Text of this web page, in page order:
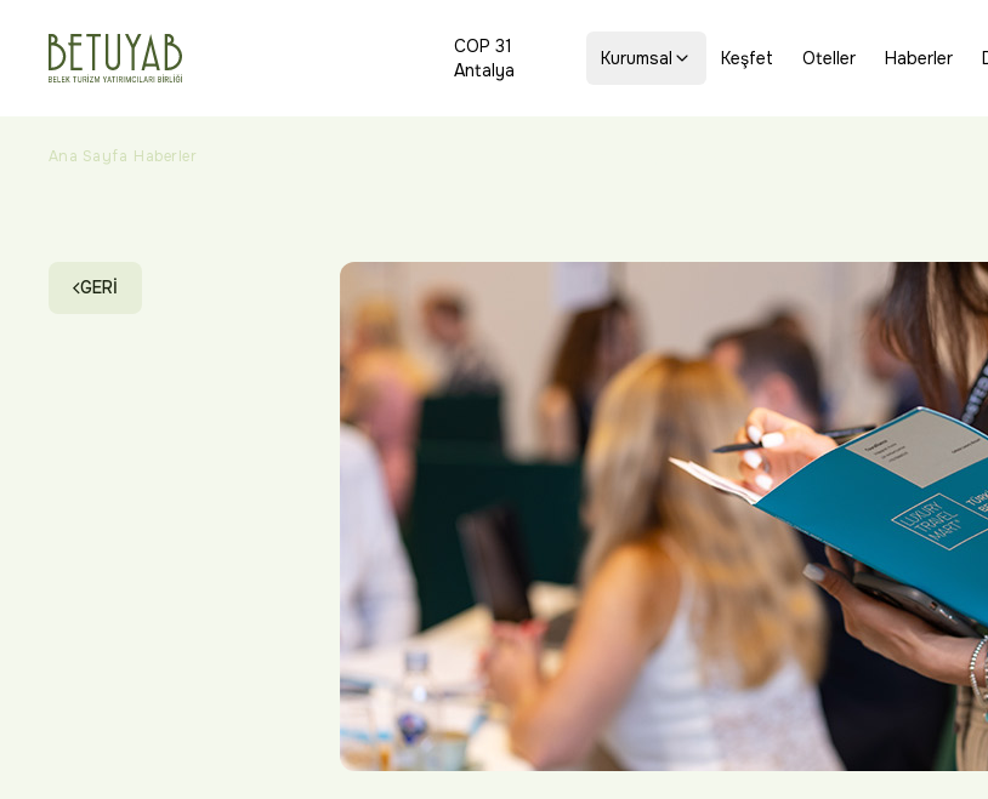
COP 31
Antalya
Kurumsal Keşfet Oteller Haberler
Ana Sayfa Haberler
GERİ